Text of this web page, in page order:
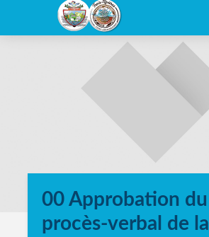
00 Approbation du
procès-verbal de la